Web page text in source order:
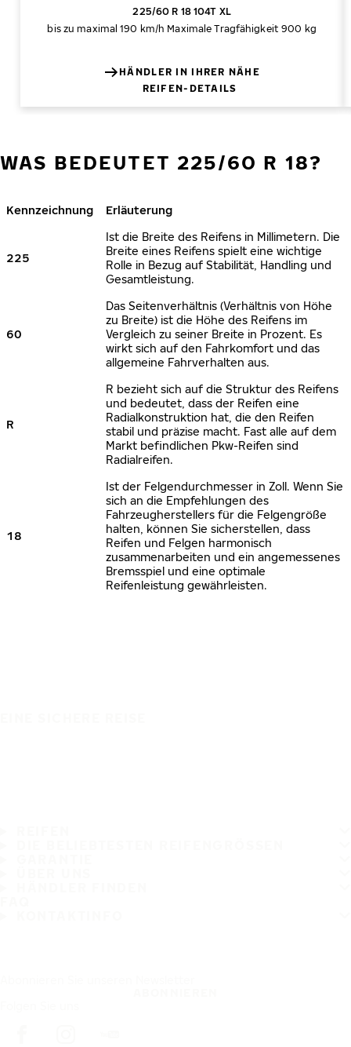
225/60 R 18 104T XL
bis zu maximal 190 km/h Maximale Tragfähigkeit 900 kg
HÄNDLER IN IHRER NÄHE
REIFEN-DETAILS
WAS BEDEUTET 225/60 R 18?
Kennzeichnung Erläuterung
225
Ist die Breite des Reifens in Millimetern. Die
Breite eines Reifens spielt eine wichtige
Rolle in Bezug auf Stabilität, Handling und
Gesamtleistung.
60
Das Seitenverhältnis (Verhältnis von Höhe
zu Breite) ist die Höhe des Reifens im
Vergleich zu seiner Breite in Prozent. Es
wirkt sich auf den Fahrkomfort und das
allgemeine Fahrverhalten aus.
R
R bezieht sich auf die Struktur des Reifens
und bedeutet, dass der Reifen eine
Radialkonstruktion hat, die den Reifen
stabil und präzise macht. Fast alle auf dem
Markt befindlichen Pkw-Reifen sind
Radialreifen.
18
Ist der Felgendurchmesser in Zoll. Wenn Sie
sich an die Empfehlungen des
Fahrzeugherstellers für die Felgengröße
halten, können Sie sicherstellen, dass
Reifen und Felgen harmonisch
zusammenarbeiten und ein angemessenes
Bremsspiel und eine optimale
Reifenleistung gewährleisten.